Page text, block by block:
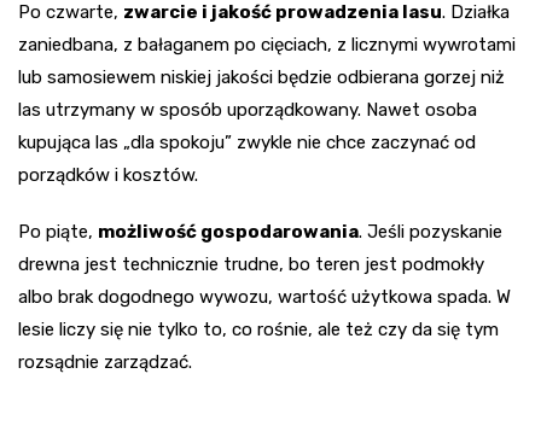
Po czwarte, zwarcie i jakość prowadzenia lasu. Działka
zaniedbana, z bałaganem po cięciach, z licznymi wywrotami
lub samosiewem niskiej jakości będzie odbierana gorzej niż
las utrzymany w sposób uporządkowany. Nawet osoba
kupująca las „dla spokoju” zwykle nie chce zaczynać od
porządków i kosztów.
Po piąte, możliwość gospodarowania. Jeśli pozyskanie
drewna jest technicznie trudne, bo teren jest podmokły
albo brak dogodnego wywozu, wartość użytkowa spada. W
lesie liczy się nie tylko to, co rośnie, ale też czy da się tym
rozsądnie zarządzać.